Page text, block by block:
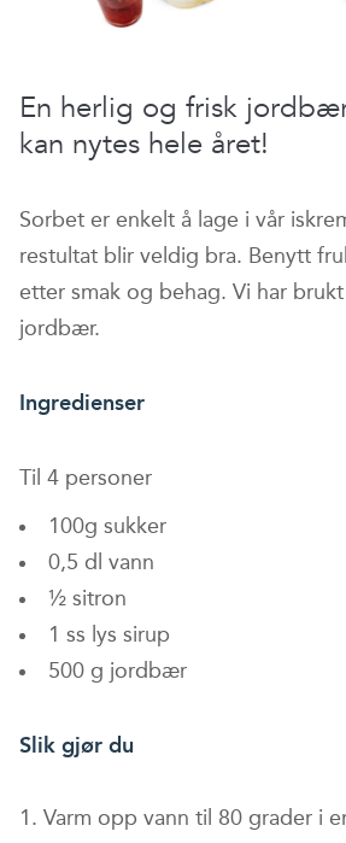
En herlig og frisk
kan nytes hele året!
Sorbet er enkelt å lage i vår
restultat blir veldig bra. Benytt
etter smak og behag. Vi har
jordbær.
Ingredienser
Til 4 personer
100g sukker
0,5 dl vann
½ sitron
1 ss lys sirup
500 g jordbær
Slik gjør du
Varm opp vann til 80 grader i